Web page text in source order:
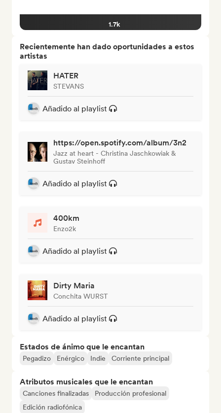
1.7k
Recientemente han dado oportunidades a estos
artistas
HATER
STEVANS
Añadido al playlist
https://open.spotify.com/album/
Jazz at heart - Christina Jaschkowiak &
Gustav Steinhoff
Añadido al playlist
400km
Enzo2k
Añadido al playlist
Dirty Maria
Conchita WURST
Añadido al playlist
Estados de ánimo que le encantan
Pegadizo Enérgico Indie Corriente principal
Atributos musicales que le encantan
Canciones finalizadas
Producción profesional
Edición radiofónica